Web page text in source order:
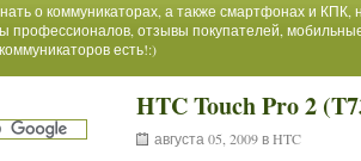
о коммуникаторах, а также смартфонах и
профессионалов, отзывы покупателей,
есть!:)
HTC Touch Pro 2
августа 05, 2009 вHTC